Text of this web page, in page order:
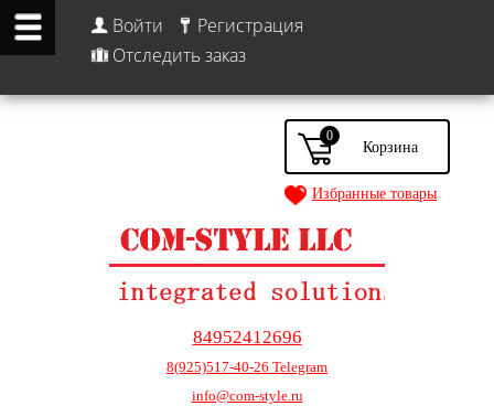
Войти
Регистрация
Отследить заказ
84952412696
8(925)517-40-26 Telegram
info@com-style.ru
0
Избранные товары